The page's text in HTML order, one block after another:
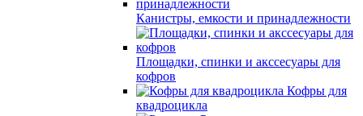
Канистры, емкости и принадлежности
Площадки, спинки и акссесуары для
кофров
Кофры для
квадроцикла